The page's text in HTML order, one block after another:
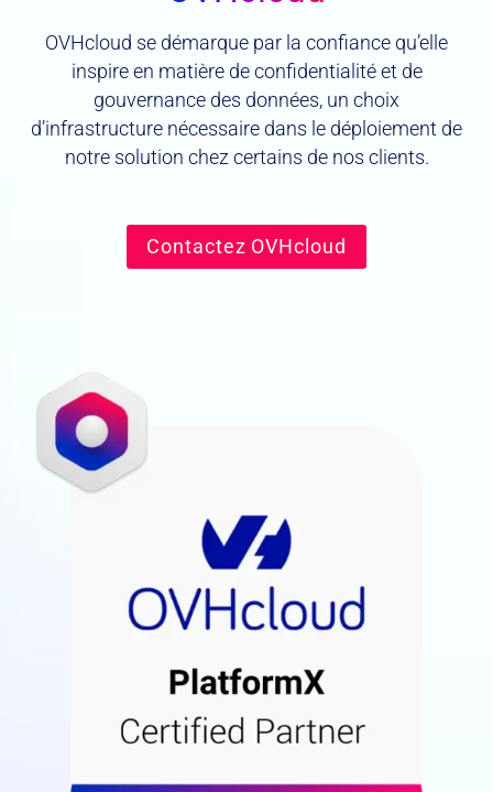
OVHcloud se démarque par la confiance qu’elle
inspire en matière de confidentialité et de
gouvernance des données, un choix
d’infrastructure nécessaire dans le déploiement de
notre solution chez certains de nos clients.
Contactez OVHcloud